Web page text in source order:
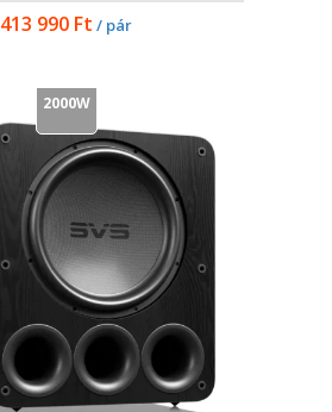
413 990 Ft / pár
2000W